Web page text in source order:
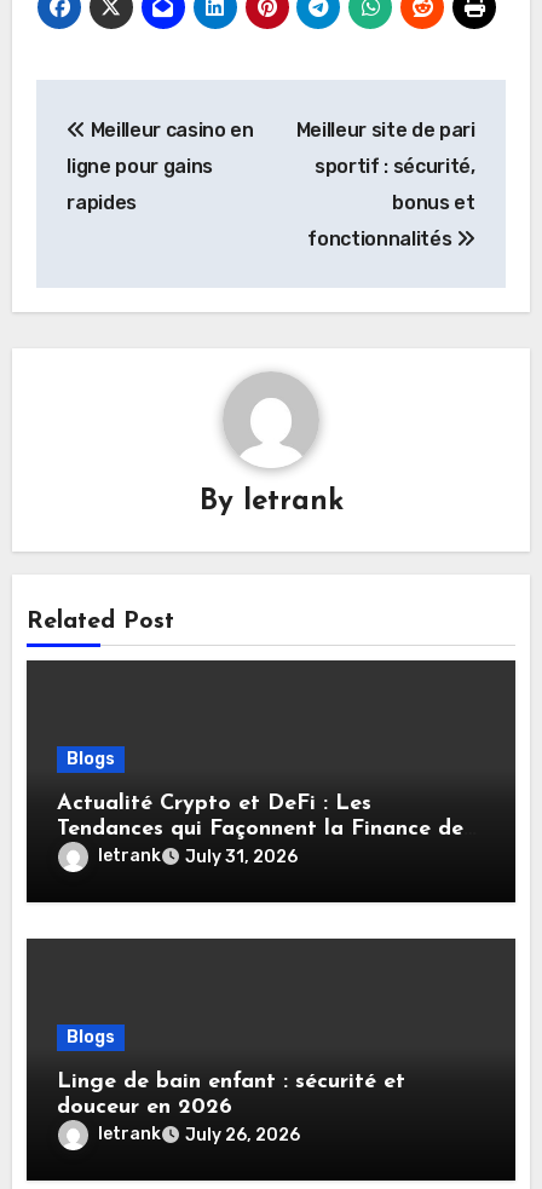
navigation
Meilleur casino en
ligne pour gains
rapides
Meilleur site de pari
sportif : sécurité,
bonus et
fonctionnalités
By letrank
Related Post
Blogs
Actualité Crypto et DeFi : Les
Tendances qui Façonnent la Finance de
Demain
letrank July 31, 2026
Blogs
Linge de bain enfant : sécurité et
douceur en 2026
letrank July 26, 2026